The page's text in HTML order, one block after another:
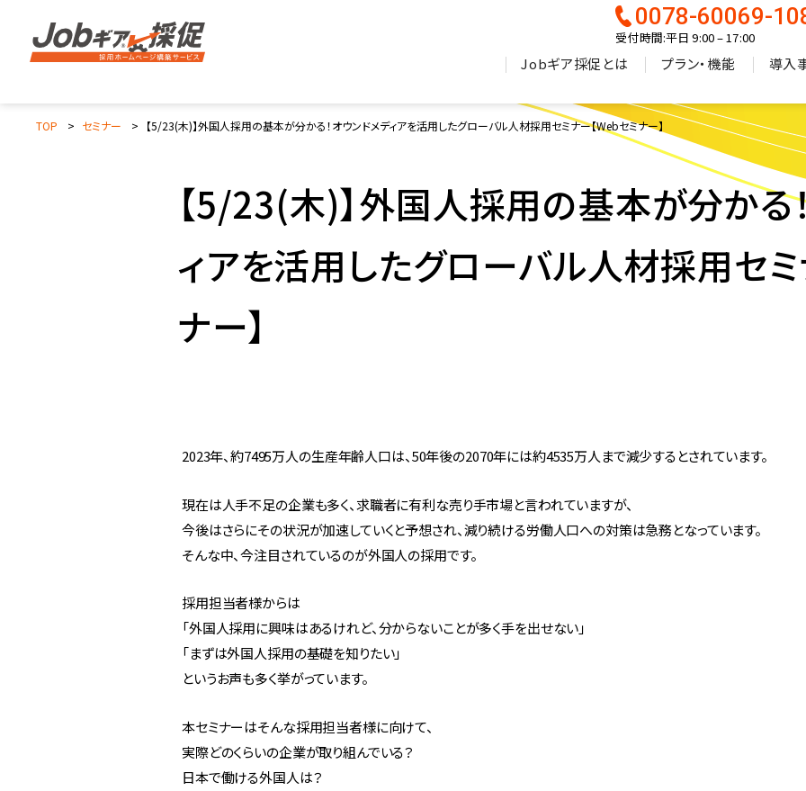
0078-60069-
受付時間:平日 9:00 – 17:00
Jobギア採促とは プラン・機能 導入
TOP セミナー 【5/23(木)】外国人採用の基本が分かる！オウンドメディアを活用したグローバル人材採用セミナー【Webセミナー】
【5/23(木)】外国人採用の基本が分かる
ィアを活用したグローバル人材採用セ
ナー】
2023年、約7495万人の生産年齢人口は、50年後の2070年には約4535万人まで減少するとされています。
現在は人手不足の企業も多く、求職者に有利な売り手市場と言われていますが、
今後はさらにその状況が加速していくと予想され、減り続ける労働人口への対策は急務となっています。
そんな中、今注目されているのが外国人の採用です。
採用担当者様からは
「外国人採用に興味はあるけれど、分からないことが多く手を出せない」
「まずは外国人採用の基礎を知りたい」
というお声も多く挙がっています。
本セミナーはそんな採用担当者様に向けて、
実際どのくらいの企業が取り組んでいる？
日本で働ける外国人は？